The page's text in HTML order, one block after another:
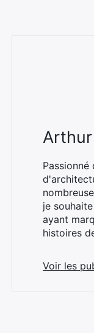
Arthur
je
ayant
histoires
Voir les